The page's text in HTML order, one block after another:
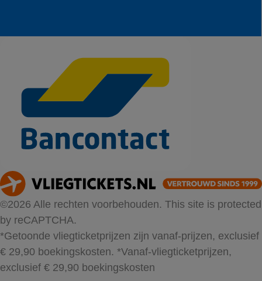
©2026 Alle rechten voorbehouden. This site is protected
by reCAPTCHA.
*Getoonde vliegticketprijzen zijn vanaf-prijzen, exclusief
€ 29,90 boekingskosten. *Vanaf-vliegticketprijzen,
exclusief € 29,90 boekingskosten